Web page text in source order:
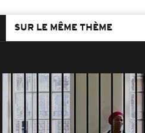
SUR LE MÊME THÈME